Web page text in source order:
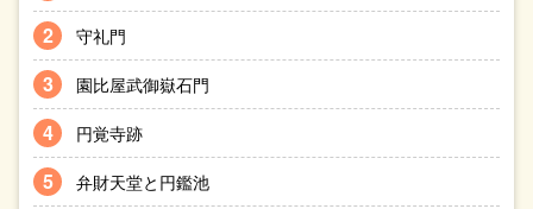
守礼門
園比屋武御嶽石門
円覚寺跡
弁財天堂と円鑑池